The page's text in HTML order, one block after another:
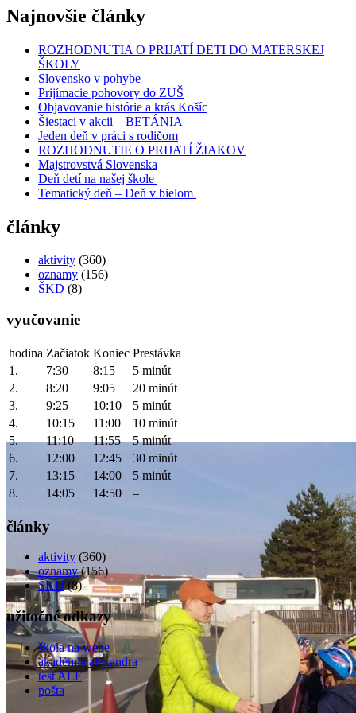
článku
Najnovšie články
ROZHODNUTIA O PRIJATÍ DETI DO MATERSKEJ
ŠKOLY
Slovensko v pohybe
Prijímacie pohovory do ZUŠ
Objavovanie histórie a krás Košíc
Šiestaci v akcii – BETÁNIA
Jeden deň v práci s rodičom
ROZHODNUTIE O PRIJATÍ ŽIAKOV
Majstrovstvá Slovenska
Deň detí na našej škole
Tematický deň – Deň v bielom
články
aktivity (360)
oznamy (156)
ŠKD (8)
vyučovanie
hodina Začiatok Koniec Prestávka
1.
7:30 8:15
5 minút
2.
8:20 9:05
20 minút
3.
9:25 10:10
5 minút
4.
10:15 11:00
10 minút
5.
11:10 11:55
5 minút
6.
12:00 12:45
30 minút
7.
13:15 14:00
5 minút
8.
14:05 14:50 –
články
aktivity (360)
oznamy(156)
ŠKD(8)
užitočné odkazy
škola na webe
akadémia alexandra
test ALF
pošta